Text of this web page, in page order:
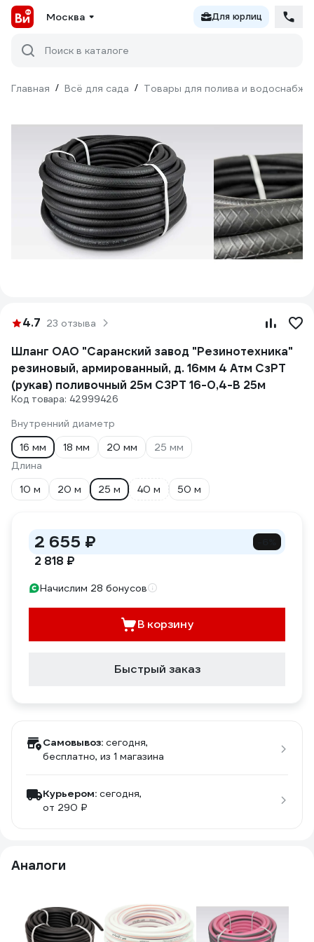
Москва Для юрлиц
Поиск в каталоге
Главная / Всё для сада / Товары для полива и
4.7 23 отзыва
Шланг ОАО "Саранский завод "Резинотехника"
резиновый, армированный, д. 16мм 4 Атм СзРТ
(рукав) поливочный 25м СЗРТ 16-0,4-В 25м
Код товара: 42999426
Внутренний диаметр
16 мм
18 мм 20 мм
25 мм
Длина
10 м
20 м 25 м 40 м 50 м
2 655 ₽
2 818 ₽
Начислим 28 бонусов
В корзину
Быстрый заказ
Самовывоз: сегодня,
бесплатно, из 1 магазина
Курьером: сегодня,
от 290 ₽
Аналоги